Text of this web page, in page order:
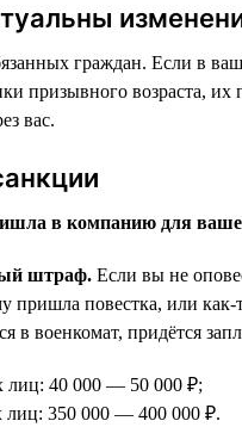
граждан. Если в
призывного возраста, их
вас.
в компанию для
штраф. Если вы не
пришла повестка, или
в военкомат, придётся
лиц: 40 000 — 50 000 ₽;
лиц: 350 000 — 400 000 ₽.